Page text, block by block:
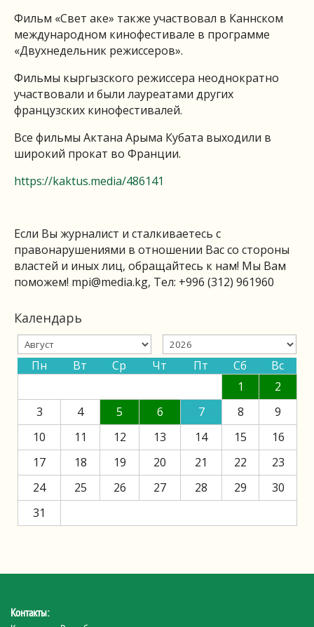
Фильм «Свет аке» также участвовал в Каннском
международном кинофестивале в программе
«Двухнедельник режиссеров».
Фильмы кыргызского режиссера неоднократно
участвовали и были лауреатами других
французских кинофестивалей.
Все фильмы Актана Арыма Кубата выходили в
широкий прокат во Франции.
https://kaktus.media/486141
Если Вы журналист и сталкиваетесь с
правонарушениями в отношении Вас со стороны
властей и иных лиц, обращайтесь к нам! Мы Вам
поможем! mpi@media.kg, Тел: +996 (312) 961960
Календарь
Пн Вт Ср Чт Пт Сб
Вс
1
2
3
4 5 6 7 8
9
10
11 12 13 14 15
16
17
18 19 20 21 22
23
24
25 26 27 28 29
30
31
Контакты: